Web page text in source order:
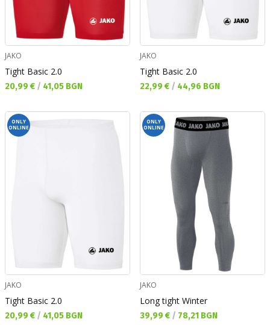
JAKO
Tight Basic 2.0
Текуща цена:
20,99 € / 41,05 BGN
JAKO
Tight Basic 2.0
Текуща цена:
22,99 € / 44,96 BGN
ONLY
ONLINE
JAKO
Tight Basic 2.0
Текуща цена:
20,99 € / 41,05 BGN
ONLY
ONLINE
JAKO
Long tight Winter
Текуща цена:
39,99 € / 78,21 BGN